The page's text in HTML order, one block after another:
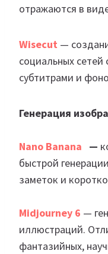
отражаются в
Wisecut —
социальных
субтитрами и
Генерация
Nano Banana —
быстрой
заметок и
Midjourney 6 —
иллюстраций.
фантазийных,